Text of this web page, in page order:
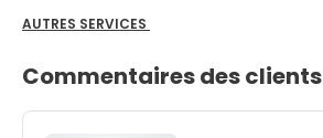
AUTRES SERVICES
Commentaires des clients